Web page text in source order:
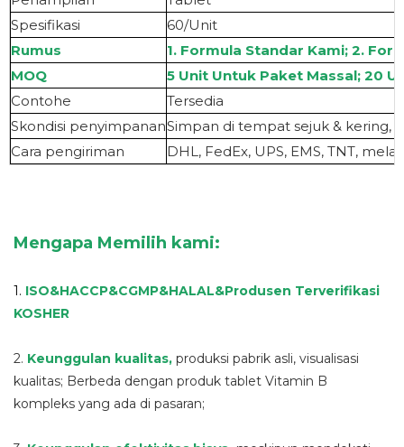
Spesifikasi
60/Unit
Rumus
1. Formula Standar Kami; 2.
MOQ
5 Unit Untuk Paket Massal; 20
Contohe
Tersedia
Skondisi penyimpananSimpan di tempat sejuk & kering,
Cara pengiriman
DHL, FedEx, UPS, EMS, TNT,
Mengapa Memilih kami:
1. ISO&HACCP&CGMP&HALAL&Produsen Terverifikasi
KOSHER
2. Keunggulan kualitas, produksi pabrik asli, visualisasi
kualitas; Berbeda dengan produk tablet Vitamin B
kompleks yang ada di pasaran;